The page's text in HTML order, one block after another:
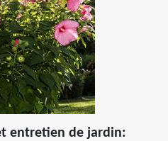
entretien de jardin: